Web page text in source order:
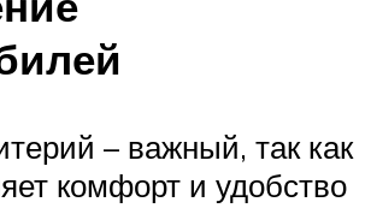
– важный, так как
комфорт и удобство